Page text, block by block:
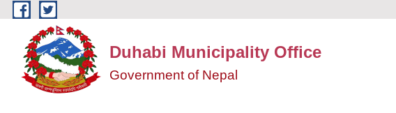
Skip to main content
Duhabi Municipality Office
Government of Nepal